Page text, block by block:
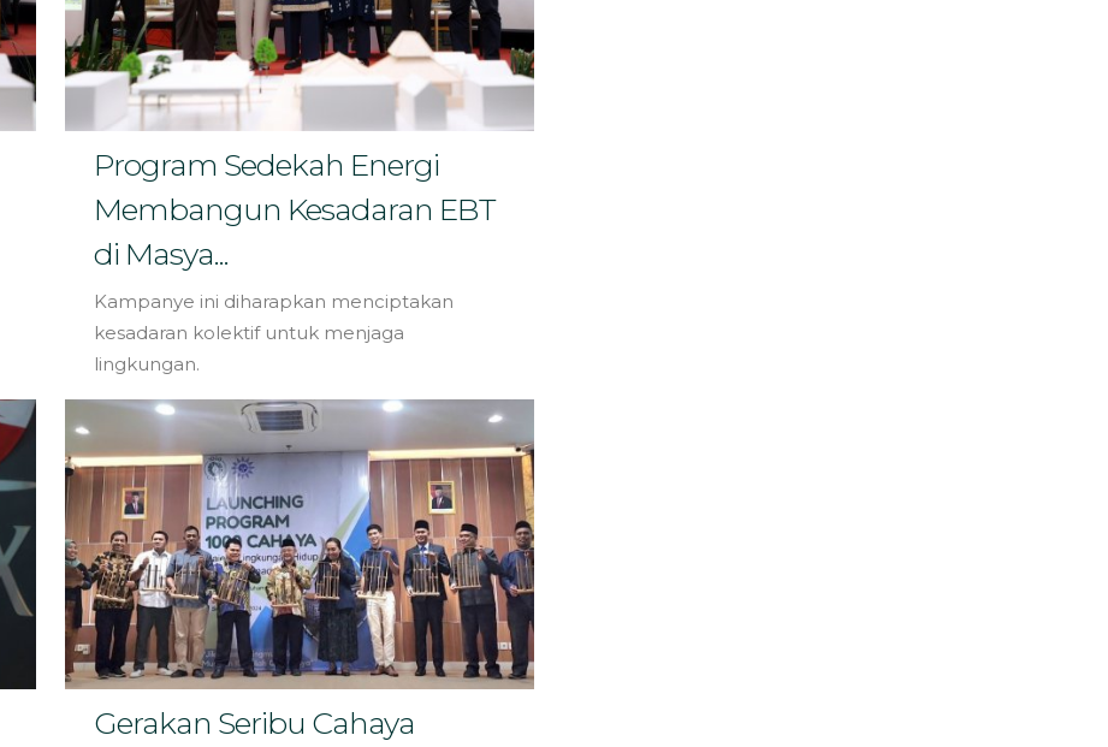
Program Sedekah Energi
Membangun Kesadaran EBT
di Masya...
Kampanye ini diharapkan menciptakan
kesadaran kolektif untuk menjaga
lingkungan.
Gerakan Seribu Cahaya